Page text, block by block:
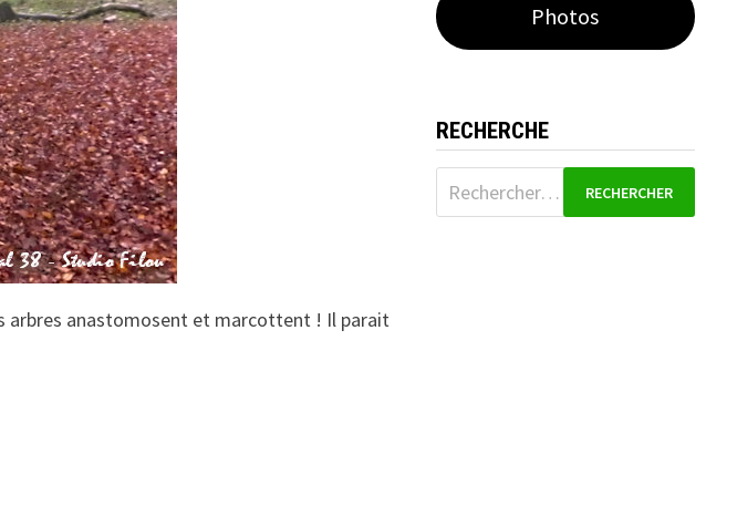
arbres anastomosent et marcottent ! Il parait
Photos
RECHERCHE
Rechercher :